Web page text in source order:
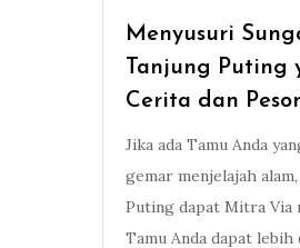
Menyusuri
Tanjung Puting
Cerita dan
Jika ada Tamu Anda
gemar menjelajah
Puting dapat Mitra Via
Tamu Anda dapat lebih